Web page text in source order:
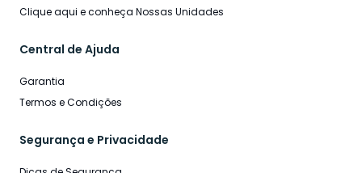
Clique aqui e conheça Nossas Unidades
Central de Ajuda
Garantia
Termos e Condições
Segurança e Privacidade